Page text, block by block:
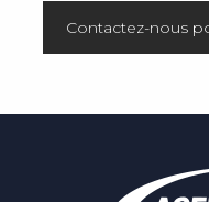
Contactez-nous